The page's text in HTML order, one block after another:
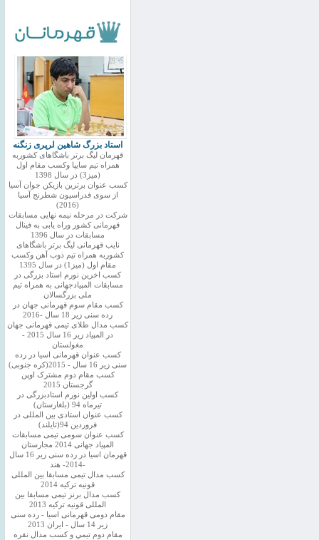
استاد بزرگ شاهین لرپری زنگنه
قهرمان لیگ برتر باشگاهای کشوربه
همراه تیم سایپا وکسب مقام اول
(میز3) در سال 1398
کسب عنوان برترین بازیکن جوان آسیا
از سوی فدراسیون شطرنج آسیا
(2016)
شرکت در مرحله نیمه نهایی مسابقات
قهرمانی کشور وراه یابی به فینال
مسابقات در سال 1396
نایب قهرمانی لیگ برتر باشگاهای
کشوربه همراه تیم ذوب آهن وکسب
مقام اول (میز1) در سال 1395
کسب اخرین نورم استاد بزرگی در
مسابقات المپیادجهانی به همراه تیم
ملی بزرگسالان
کسب مقام سوم قهرمانی جهان در
رده سنی زیر 18 سال -2016
کسب مدال طلای تیمی قهرمانی جهان
در المپیاد زیر 16 سال 2015 -
مغولستان
کسب عنوان قهرمانی اسیا در رده
سنی زیر 16 سال - 2015(کره جنوبی)
کسب مقام دوم مشترک اوپن
گرجستان 2015
کسب اولین نورم استادبزرگی در
تیرماه 94 (بلغارستان)
کسب عنوان استادی بین المللی در
فروردین 94(تایلند)
کسب عنوان سومی تیمی مسابقات
المپیاد جهانی 2014 مجارستان
قهرمان اسیا در رده سنی زیر 16 سال
-2014- هند
کسب مدال تیمی مسابقا بین المللی
قونیه ترکیه 2014
کسب مدال برنز تیمی مسابقا بین
المللی قونیه ترکیه 2013
مقام دومی قهرمانی اسیا - رده سنی
زیر 14 سال - ایران 2013
مقام دوم تيمي و كسب مدال نقره